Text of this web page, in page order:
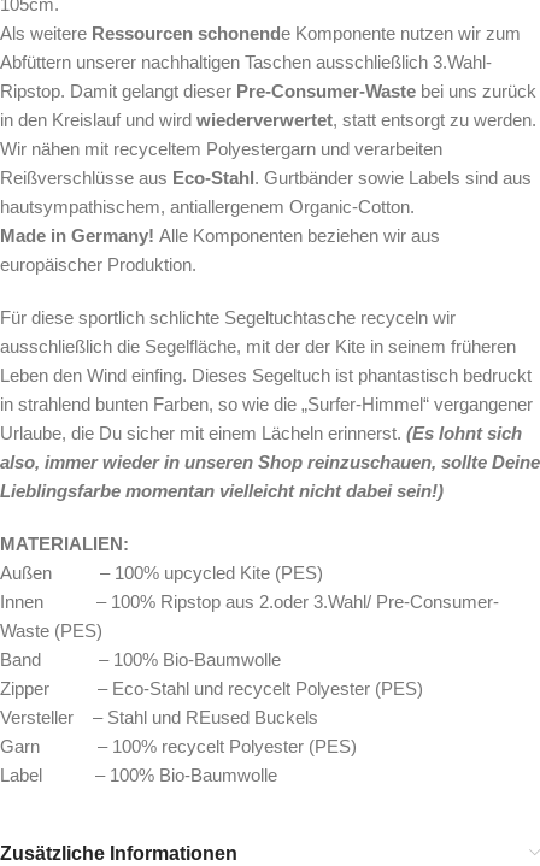
105cm.
Als weitere Ressourcen schonende Komponente nutzen wir zum
Abfüttern unserer nachhaltigen Taschen ausschließlich 3.Wahl-
Ripstop. Damit gelangt dieser Pre-Consumer-Waste bei uns zurück
in den Kreislauf und wird wiederverwertet, statt entsorgt zu werden.
Wir nähen mit recyceltem Polyestergarn und verarbeiten
Reißverschlüsse aus Eco-Stahl. Gurtbänder sowie Labels sind aus
hautsympathischem, antiallergenem Organic-Cotton.
Made in Germany! Alle Komponenten beziehen wir aus
europäischer Produktion.
Für diese sportlich schlichte Segeltuchtasche recyceln wir
ausschließlich die Segelfläche, mit der der Kite in seinem früheren
Leben den Wind einfing. Dieses Segeltuch ist phantastisch bedruckt
in strahlend bunten Farben, so wie die „Surfer-Himmel“ vergangener
Urlaube, die Du sicher mit einem Lächeln erinnerst. (Es lohnt sich
also, immer wieder in unseren Shop reinzuschauen, sollte Deine
Lieblingsfarbe momentan vielleicht nicht dabei sein!)
MATERIALIEN:
Außen – 100% upcycled Kite (PES)
Innen – 100% Ripstop aus 2.oder 3.Wahl/ Pre-Consumer-
Waste (PES)
Band – 100% Bio-Baumwolle
Zipper – Eco-Stahl und recycelt Polyester (PES)
Versteller – Stahl und REused Buckels
Garn – 100% recycelt Polyester (PES)
Label – 100% Bio-Baumwolle
Zusätzliche Informationen